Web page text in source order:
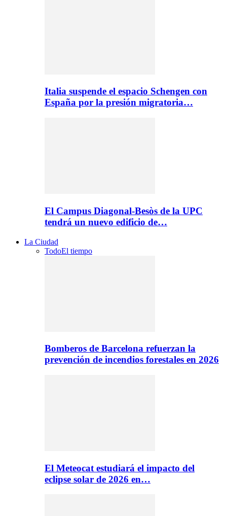
Italia suspende el espacio Schengen con
España por la presión migratoria…
El Campus Diagonal-Besòs de la UPC
tendrá un nuevo edificio de…
La Ciudad
TodoEl tiempo
Bomberos de Barcelona refuerzan la
prevención de incendios forestales en 2026
El Meteocat estudiará el impacto del
eclipse solar de 2026 en…